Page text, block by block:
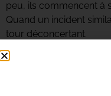
peu, ils commencent à
Quand un incident
tour déconcertant.
Réalisation
François-
Son :